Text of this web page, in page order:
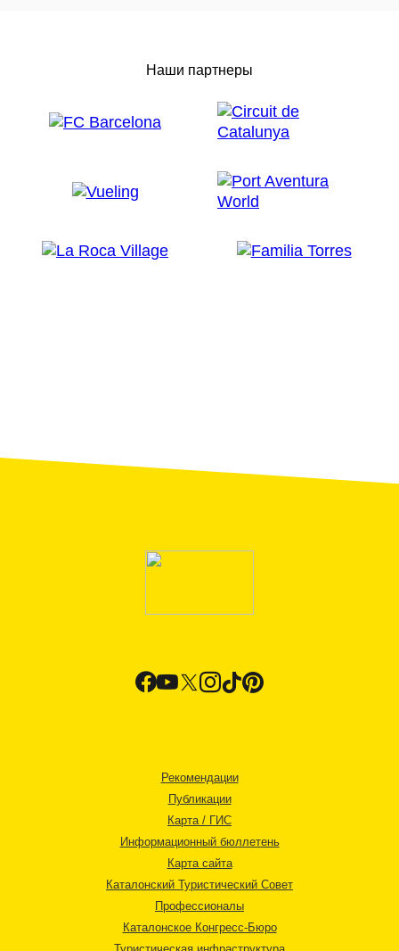
Наши партнеры
Рекомендации
Публикации
Карта / ГИС
Информационный бюллетень
Карта сайта
Каталонский Туристический Совет
Профессионалы
Каталонское Конгресс-Бюро